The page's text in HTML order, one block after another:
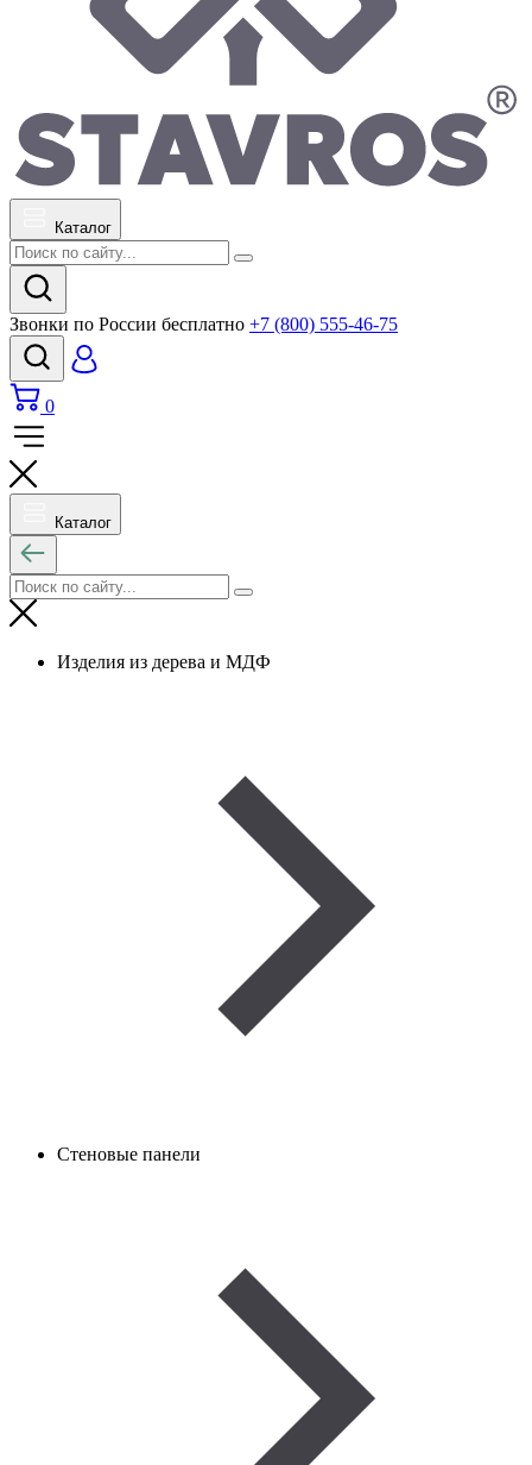
Каталог
Звонки по России бесплатно +7 (800) 555-46-75
0
Каталог
Изделия из дерева и МДФ
Стеновые панели